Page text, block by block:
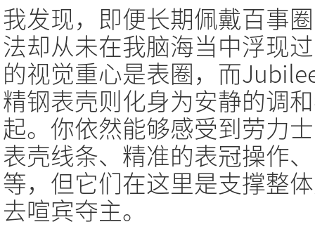
我发现，即便长期佩戴百事
法却从未在我脑海当中浮现
的视觉重心是表圈，而
精钢表壳则化身为安静的调
起。你依然能够感受到劳力
表壳线条、精准的表冠操作
等，但它们在这里是支撑整
去喧宾夺主。